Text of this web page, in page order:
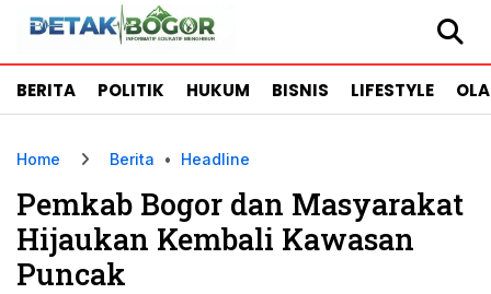
BERITA POLITIK HUKUM BISNIS LIFESTYLE
Home Berita • Headline
Pemkab Bogor dan Masyarakat
Hijaukan Kembali Kawasan
Puncak